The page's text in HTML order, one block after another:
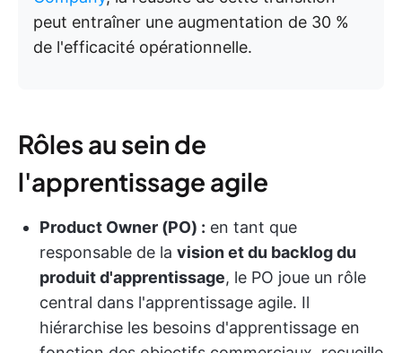
peut entraîner une augmentation de 30 %
de l'efficacité opérationnelle.
Rôles au sein de
l'apprentissage agile
Product Owner (PO) : en tant que
responsable de la vision et du backlog du
produit d'apprentissage, le PO joue un rôle
central dans l'apprentissage agile. Il
hiérarchise les besoins d'apprentissage en